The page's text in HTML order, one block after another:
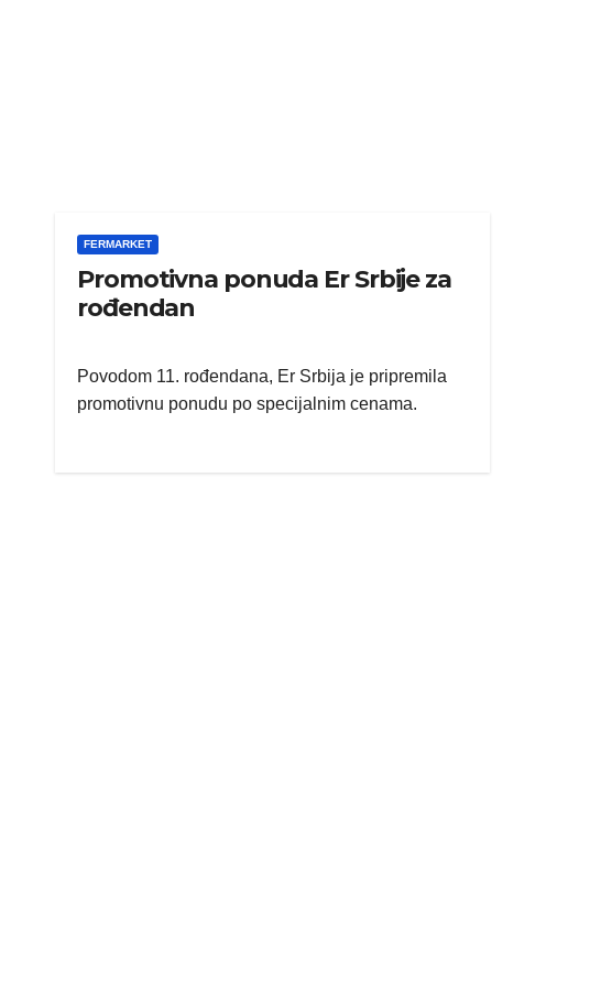
FERMARKET
Promotivna ponuda Er Srbije za
rođendan
Povodom 11. rođendana, Er Srbija je pripremila
promotivnu ponudu po specijalnim cenama.